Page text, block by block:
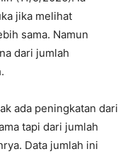
jika melihat
sama. Namun
dari jumlah
ada peningkatan dari
tapi dari jumlah
Data jumlah ini